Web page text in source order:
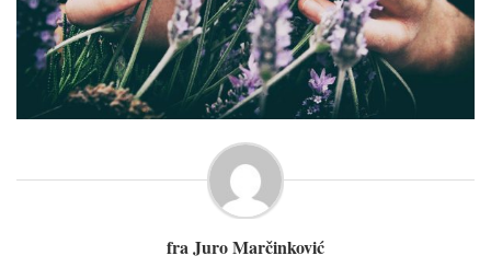
fra Juro Marčinković